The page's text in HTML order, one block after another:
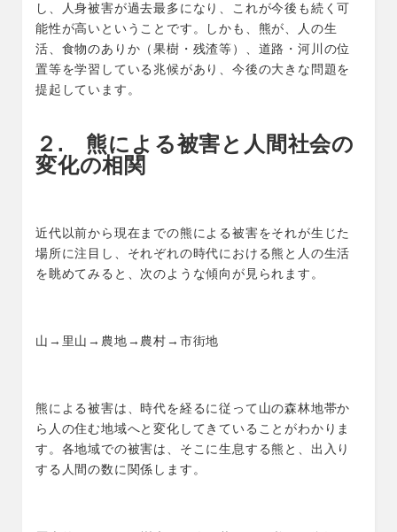
し、人身被害が過去最多になり、これが今後も続く可
能性が高いということです。しかも、熊が、人の生
活、食物のありか（果樹・残渣等）、道路・河川の位
置等を学習している兆候があり、今後の大きな問題を
提起しています。
２. 熊による被害と人間社会の
変化の相関
近代以前から現在までの熊による被害をそれが生じた
場所に注目し、それぞれの時代における熊と人の生活
を眺めてみると、次のような傾向が見られます。
山→里山→農地→農村→市街地
熊による被害は、時代を経るに従って山の森林地帯か
ら人の住む地域へと変化してきていることがわかりま
す。各地域での被害は、そこに生息する熊と、出入り
する人間の数に関係します。